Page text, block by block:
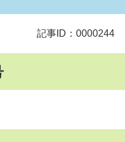
記事ID：0000244